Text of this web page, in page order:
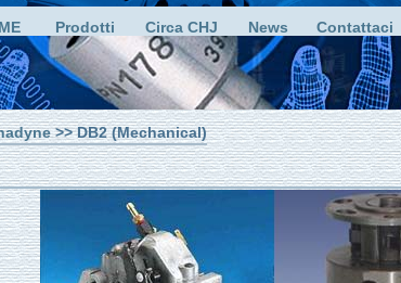
Prodotti Circa CHJ News Contattaci
>> DB2 (Mechanical)